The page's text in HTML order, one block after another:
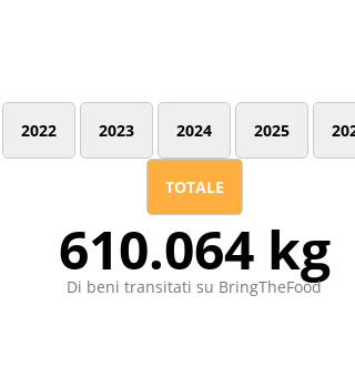
2022 2023 2024 2025
TOTALE
610.064 kg
Di beni transitati su BringTheFood